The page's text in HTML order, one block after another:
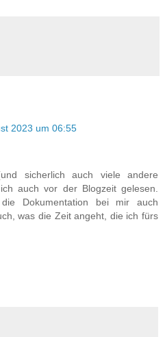
2023 um 06:55
sicherlich auch viele andere
auch vor der Blogzeit gelesen.
die Dokumentation bei mir auch
was die Zeit angeht, die ich fürs